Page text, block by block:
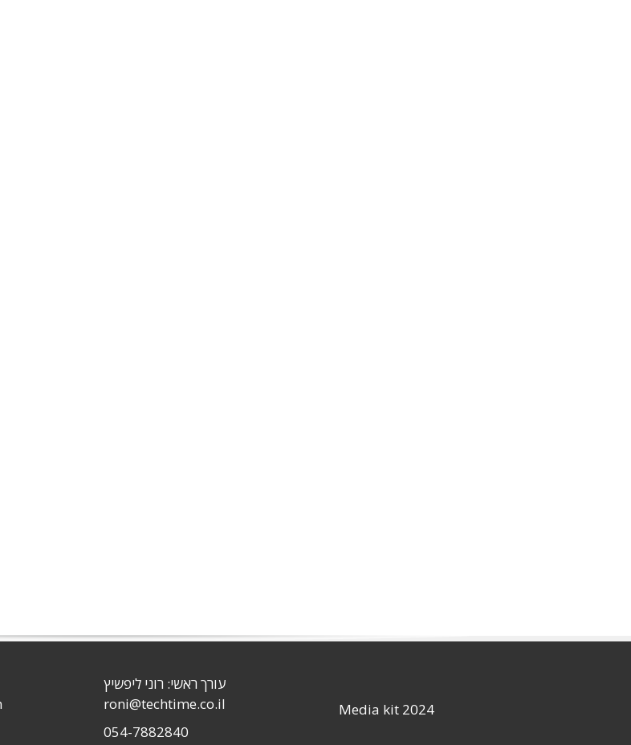
Media kit 2024
עורך ראשי: רוני ליפשיץ
roni@techtime.co.il
054-7882840